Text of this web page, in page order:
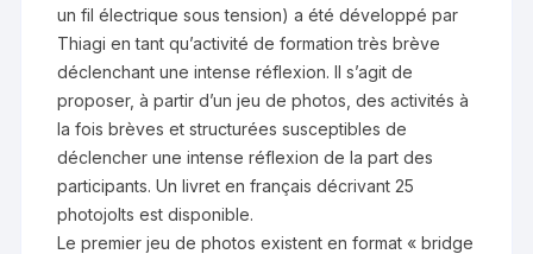
un fil électrique sous tension) a été développé par
Thiagi en tant qu’activité de formation très brève
déclenchant une intense réflexion. Il s’agit de
proposer, à partir d’un jeu de photos, des activités à
la fois brèves et structurées susceptibles de
déclencher une intense réflexion de la part des
participants. Un livret en français décrivant 25
photojolts est disponible.
Le premier jeu de photos existent en format « bridge